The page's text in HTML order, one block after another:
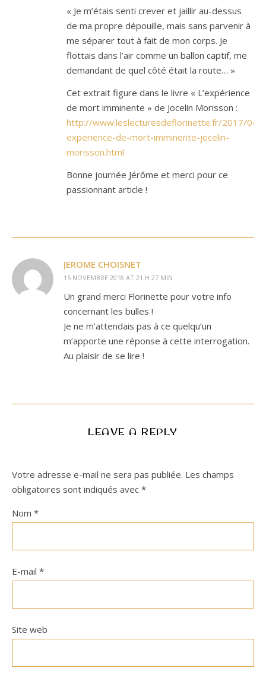
« Je m’étais senti crever et jaillir au-dessus
de ma propre dépouille, mais sans parvenir à
me séparer tout à fait de mon corps. Je
flottais dans l’air comme un ballon captif, me
demandant de quel côté était la route… »
Cet extrait figure dans le livre « L’expérience
de mort imminente » de Jocelin Morisson :
http://www.leslecturesdeflorinette.fr/2017/04/l-
experience-de-mort-imminente-jocelin-
morisson.html
Bonne journée Jérôme et merci pour ce
passionnant article !
JEROME CHOISNET
15 NOVEMBRE 2018 AT 21 H 27 MIN
Un grand merci Florinette pour votre info
concernant les bulles !
Je ne m’attendais pas à ce quelqu’un
m’apporte une réponse à cette interrogation.
Au plaisir de se lire !
LEAVE A REPLY
Votre adresse e-mail ne sera pas publiée. Les champs
obligatoires sont indiqués avec *
Nom *
E-mail *
Site web